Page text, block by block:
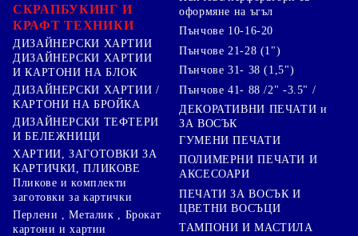
СКРАПБУКИНГ И
КРАФТ ТЕХНИКИ
ДИЗАЙНЕРСКИ ХАРТИИ
ДИЗАЙНЕРСКИ ХАРТИИ
И КАРТОНИ НА БЛОК
ДИЗАЙНЕРСКИ ХАРТИИ /
КАРТОНИ НА БРОЙКА
ДИЗАЙНЕРСКИ ТЕФТЕРИ
И БЕЛЕЖНИЦИ
ХАРТИИ, ЗАГОТОВКИ ЗА
КАРТИЧКИ, ПЛИКОВЕ
Пликове и комплекти
заготовки за картички
Перлени , Металик , Брокат
картони и хартии
оформяне на ъгъл
Пънчове 10-16-20
Пънчове 21-28 (1")
Пънчове 31- 38 (1,5")
Пънчове 41- 88 /2" -3.5" /
ДЕКОРАТИВНИ ПЕЧАТИ и
ЗА ВОСЪК
ГУМЕНИ ПЕЧАТИ
ПОЛИМЕРНИ ПЕЧАТИ И
АКСЕСОАРИ
ПЕЧАТИ ЗА ВОСЪК И
ЦВЕТНИ ВОСЪЦИ
ТАМПОНИ И МАСТИЛА